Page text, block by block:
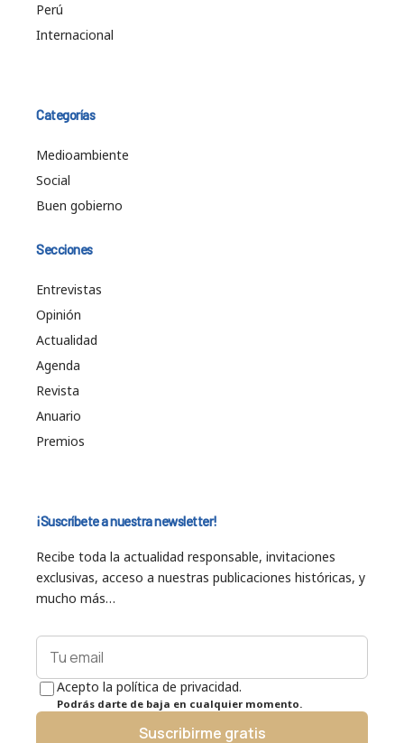
Perú
Internacional
Categorías
Medioambiente
Social
Buen gobierno
Secciones
Entrevistas
Opinión
Actualidad
Agenda
Revista
Anuario
Premios
¡Suscríbete a nuestra newsletter!
Recibe toda la actualidad responsable, invitaciones
exclusivas, acceso a nuestras publicaciones históricas, y
mucho más…
Acepto la política de privacidad.
Podrás darte de baja en cualquier momento.
Suscribirme gratis